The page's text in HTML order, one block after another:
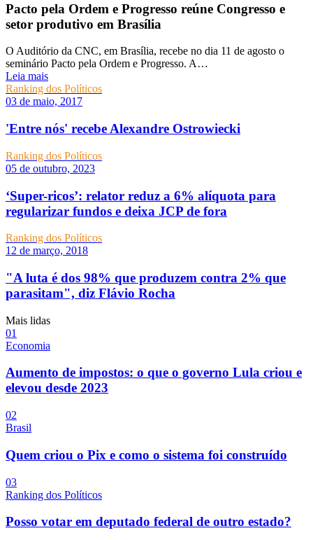
Pacto pela Ordem e Progresso reúne Congresso e
setor produtivo em Brasília
O Auditório da CNC, em Brasília, recebe no dia 11 de agosto o
seminário Pacto pela Ordem e Progresso. A…
Leia mais
Ranking dos Políticos
03 de maio, 2017
'Entre nós' recebe Alexandre Ostrowiecki
Ranking dos Políticos
05 de outubro, 2023
‘Super-ricos’: relator reduz a 6% alíquota para
regularizar fundos e deixa JCP de fora
Ranking dos Políticos
12 de março, 2018
"A luta é dos 98% que produzem contra 2% que
parasitam", diz Flávio Rocha
Mais lidas
01
Economia
Aumento de impostos: o que o governo Lula criou e
elevou desde 2023
02
Brasil
Quem criou o Pix e como o sistema foi construído
03
Ranking dos Políticos
Posso votar em deputado federal de outro estado?